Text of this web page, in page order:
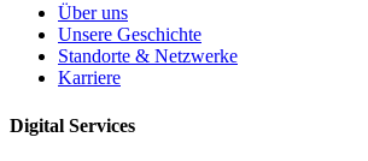
Über uns
Unsere Geschichte
Standorte & Netzwerke
Karriere
Digital Services